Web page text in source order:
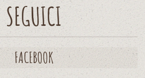
SEGUICI
FACEBOOK